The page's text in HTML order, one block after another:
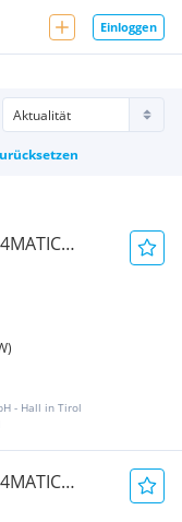
Einloggen
- Hall in Tirol